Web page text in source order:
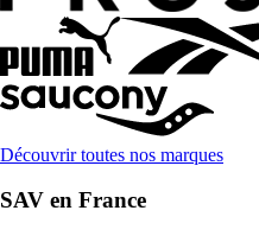
Découvrir toutes nos marques
SAV en France